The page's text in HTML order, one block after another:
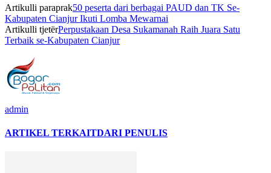
Artikulli paraprak50 peserta dari berbagai PAUD dan TK Se-
Kabupaten Cianjur Ikuti Lomba Mewarnai
Artikulli tjetërPerpustakaan Desa Sukamanah Raih Juara Satu
Terbaik se-Kabupaten Cianjur
admin
ARTIKEL TERKAITDARI PENULIS